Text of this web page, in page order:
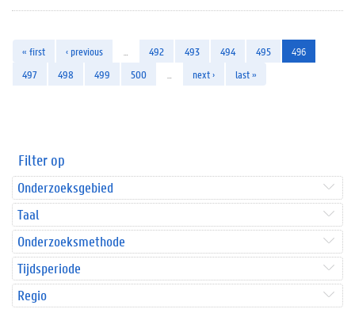
« first ‹ previous 492 493 494 495
496
497
498 499 500 next › last »
Filter op
Onderzoeksgebied
Taal
Onderzoeksmethode
Tijdsperiode
Regio